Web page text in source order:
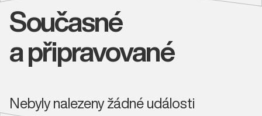
Současné
a připravované
Nebyly nalezeny žádné události